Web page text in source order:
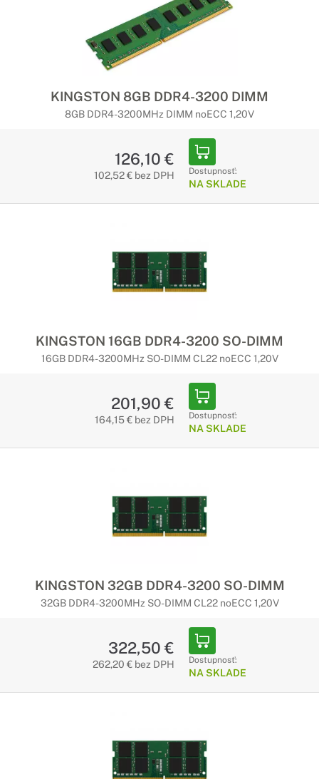
KINGSTON 8GB DDR4-3200 DIMM
8GB DDR4-3200MHz DIMM noECC 1,20V
126,10 €
102,52 € bez DPH Dostupnosť:
NA SKLADE
KINGSTON 16GB DDR4-3200 SO-DIMM
16GB DDR4-3200MHz SO-DIMM CL22 noECC 1,20V
201,90 €
164,15 € bez DPH Dostupnosť:
NA SKLADE
KINGSTON 32GB DDR4-3200 SO-DIMM
32GB DDR4-3200MHz SO-DIMM CL22 noECC 1,20V
322,50 €
262,20 € bez DPH Dostupnosť:
NA SKLADE